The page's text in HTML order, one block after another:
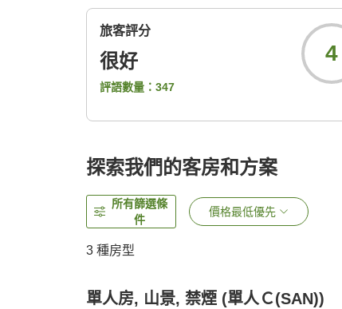
旅客評分
很好
評語數量： 347
4
探索我們的客房和方案
所有篩選條
件
價格最低優先
3 種房型
單人房, 山景, 禁煙 (單人Ｃ(SAN))